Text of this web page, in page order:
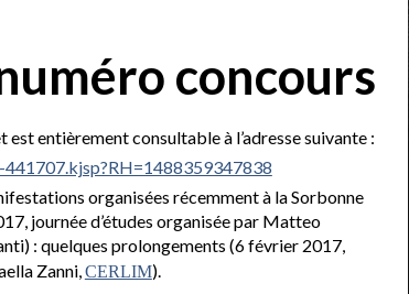
concours
entièrement consultable à l’adresse suivante :
organisées récemment à la Sorbonne
journée d’études organisée par Matteo
: quelques prolongements (6 février 2017,
Zanni, CERLIM).